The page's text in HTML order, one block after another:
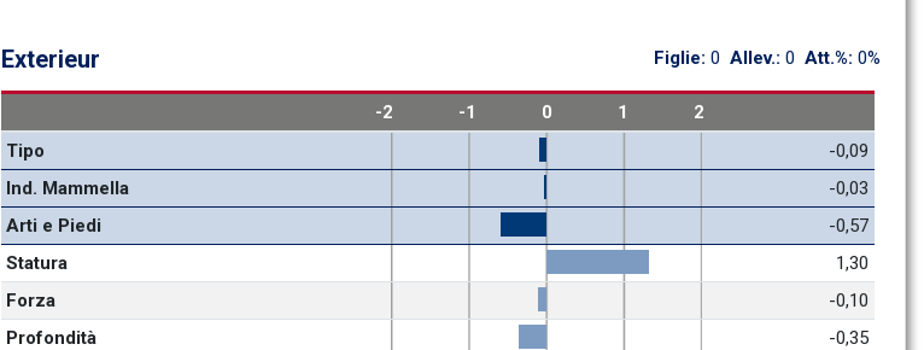
Exterieur Figlie: 0 Allev.: 0 Att.%: 0%
-2 -1 0 1
2
Tipo
-0,09
Ind. Mammella
-0,03
Arti e Piedi
-0,57
Statura
1,30
Forza
-0,10
Profondità
-0,35